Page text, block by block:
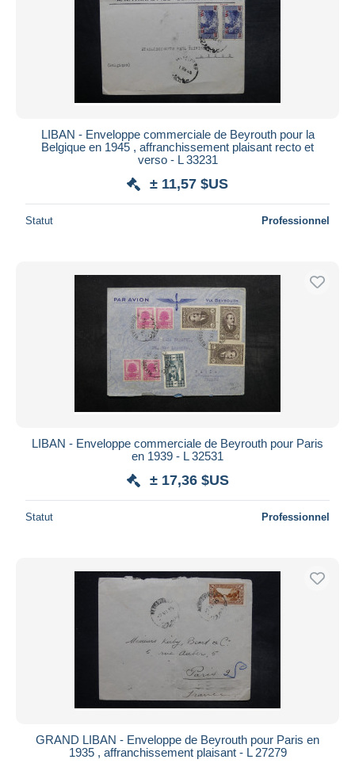
LIBAN - Enveloppe commerciale de Beyrouth pour la
Belgique en 1945 , affranchissement plaisant recto et
verso - L 33231
± 11,57 $US
Statut Professionnel
LIBAN - Enveloppe commerciale de Beyrouth pour Paris
en 1939 - L 32531
± 17,36 $US
Statut Professionnel
GRAND LIBAN - Enveloppe de Beyrouth pour Paris en
1935 , affranchissement plaisant - L 27279